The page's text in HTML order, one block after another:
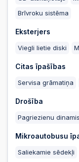
Brīvroku sistēma
Eksterjers
Viegli lietie diski
Citas īpašības
Servisa grāmatiņa
Drošība
Pagriezienu
Mikroautobusu
Saliekamie sēdekļi